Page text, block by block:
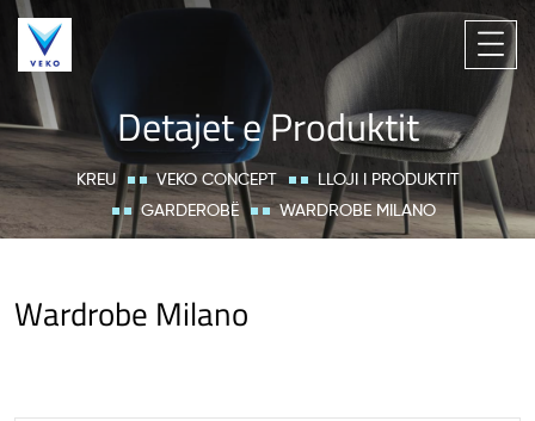
Detajet e Produktit
KREU VEKO CONCEPT
LLOJI I PRODUKTIT
GARDEROBË
WARDROBE MILANO
Wardrobe Milano